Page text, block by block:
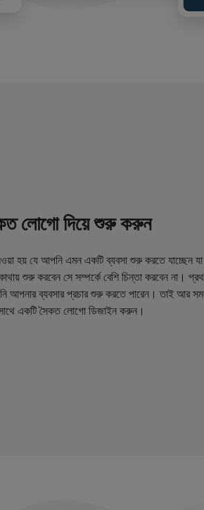
লোগো দিয়ে শুরু করুন
হয় যে আপনি এমন একটি ব্যবসা শুরু করতে যাচ্ছেন
শুরু করবেন সে সম্পর্কে বেশি চিন্তা করবেন না।
আপনার ব্যবসার প্রচার শুরু করতে পারেন। তাই আর
একটি সৈকত লোগো ডিজাইন করুন।